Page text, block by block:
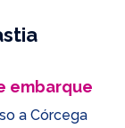
embarque
a Córcega